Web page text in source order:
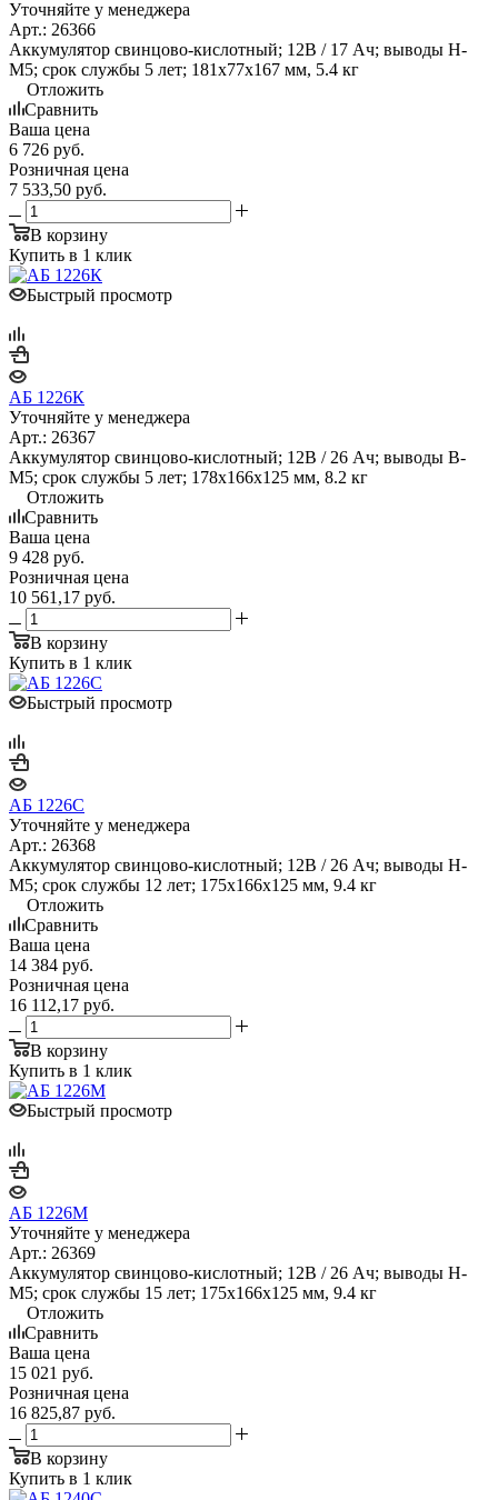
Уточняйте у менеджера
Арт.: 26366
Аккумулятор свинцово-кислотный; 12В / 17 Ач; выводы Н-
М5; срок службы 5 лет; 181х77х167 мм, 5.4 кг
Отложить
Сравнить
Ваша цена
6 726 руб.
Розничная цена
7 533,50 руб.
В корзину
Купить в 1 клик
Быстрый просмотр
АБ 1226К
Уточняйте у менеджера
Арт.: 26367
Аккумулятор свинцово-кислотный; 12В / 26 Ач; выводы В-
М5; срок службы 5 лет; 178х166х125 мм, 8.2 кг
Отложить
Сравнить
Ваша цена
9 428 руб.
Розничная цена
10 561,17 руб.
В корзину
Купить в 1 клик
Быстрый просмотр
АБ 1226С
Уточняйте у менеджера
Арт.: 26368
Аккумулятор свинцово-кислотный; 12В / 26 Ач; выводы Н-
М5; срок службы 12 лет; 175х166х125 мм, 9.4 кг
Отложить
Сравнить
Ваша цена
14 384 руб.
Розничная цена
16 112,17 руб.
В корзину
Купить в 1 клик
Быстрый просмотр
АБ 1226М
Уточняйте у менеджера
Арт.: 26369
Аккумулятор свинцово-кислотный; 12В / 26 Ач; выводы Н-
М5; срок службы 15 лет; 175х166х125 мм, 9.4 кг
Отложить
Сравнить
Ваша цена
15 021 руб.
Розничная цена
16 825,87 руб.
В корзину
Купить в 1 клик